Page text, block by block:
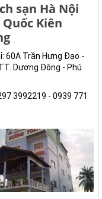
sạn Hà Nội
Kiên
60A Trần Hưng Đạo -
Dương Đông - Phú
3992219 - 0939 771